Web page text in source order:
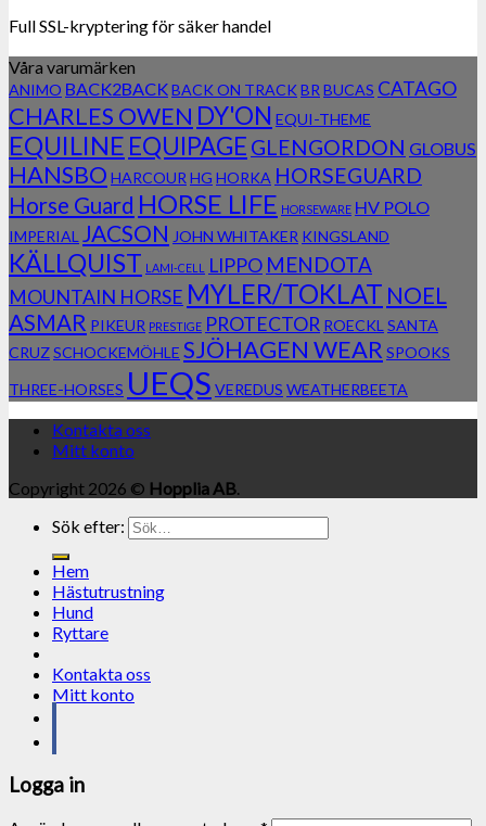
Full SSL-kryptering för säker handel
Våra varumärken
ANIMO BACK2BACKBACK ON TRACK BR BUCAS CATAGO
CHARLES OWEN DY'ON EQUI-THEME
EQUILINE EQUIPAGE GLENGORDON GLOBUS
HANSBO HARCOUR HG HORKA HORSEGUARD
Horse Guard HORSE LIFE HORSEWARE HV POLO
IMPERIAL JACSON JOHN WHITAKER KINGSLAND
KÄLLQUIST LAMI-CELL LIPPO MENDOTA
MOUNTAIN HORSE MYLER/TOKLAT NOEL
ASMAR PIKEUR PRESTIGE PROTECTOR ROECKL SANTA
CRUZSCHOCKEMÖHLE SJÖHAGEN WEAR SPOOKS
THREE-HORSES UEQS VEREDUS WEATHERBEETA
Kontakta oss
Mitt konto
Copyright 2026 © Hopplia AB.
Sök efter:
Hem
Hästutrustning
Hund
Ryttare
Kontakta oss
Mitt konto
Logga in